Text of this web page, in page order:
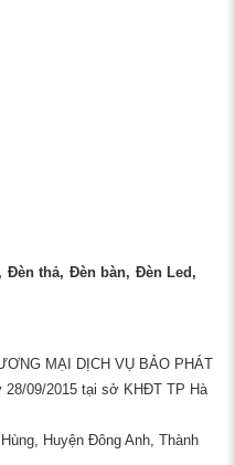
Đèn thả Đèn bàn
Đèn Led
MẠI DỊCH VỤ BẢO PHÁT
28/09/2015 tại sở KHĐT TP Hà
Huyện Đông Anh, Thành